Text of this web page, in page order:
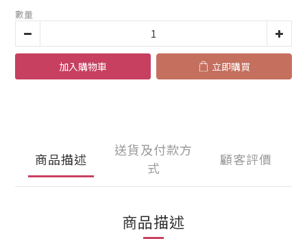
數量
加入購物車 立即購買
商品描述
送貨及付款方
式
顧客評價
商品描述